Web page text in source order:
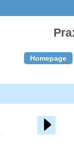
Homepage